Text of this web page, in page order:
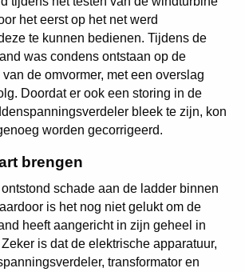
het eerst op het net werd
te kunnen bedienen. Tijdens de
was condens ontstaan op de
de omvormer, met een overslag
Doordat er ook een storing in de
bleek te zijn, kon
worden gecorrigeerd.
brengen
schade aan de ladder binnen
is het nog niet gelukt om de
heeft aangericht in zijn geheel in
is dat de elektrische apparatuur,
transformator en